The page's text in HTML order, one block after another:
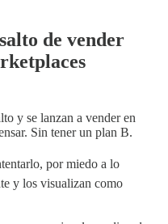
de vender
y se lanzan a vender en
Sin tener un plan B.
por miedo a lo
y los visualizan como